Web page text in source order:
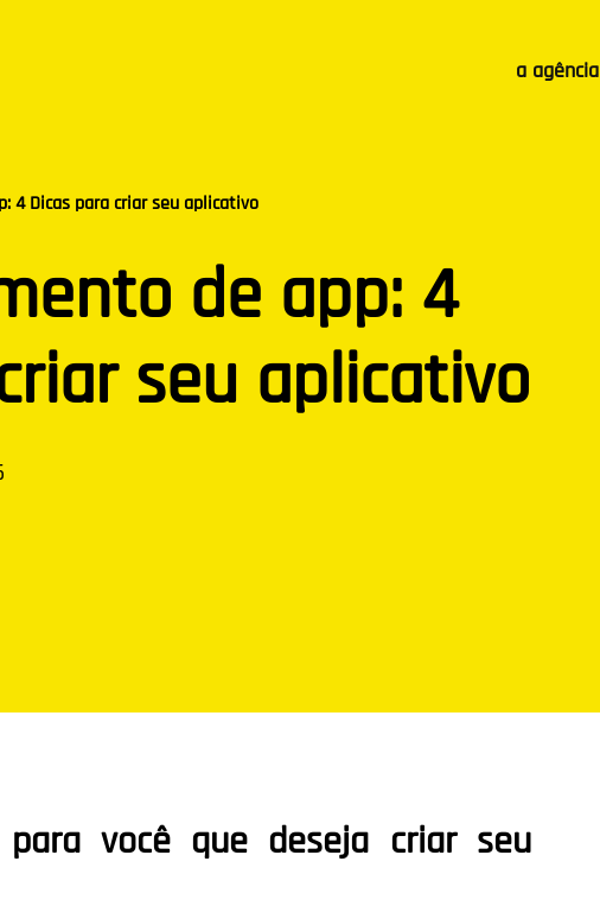
a agência
4 Dicas para criar seu aplicativo
de app: 4
seu aplicativo
para você que deseja criar seu